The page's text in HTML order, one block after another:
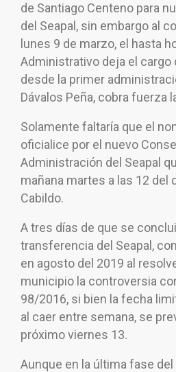
de Santiago Centeno para
del Seapal, sin embargo al
lunes 9 de marzo, el hasta
Administrativo deja el cargo
desde la primer
Dávalos Peña, cobra fuerza
Solamente faltaría que el
oficialice por el nuevo
Administración del Seapal
mañana martes a las 12 del
Cabildo.
A tres días de que se
transferencia del Seapal,
en agosto del 2019 al
municipio la controversia
98/2016, si bien la fecha
al caer entre semana, se
próximo viernes 13.
Aunque en la última fase